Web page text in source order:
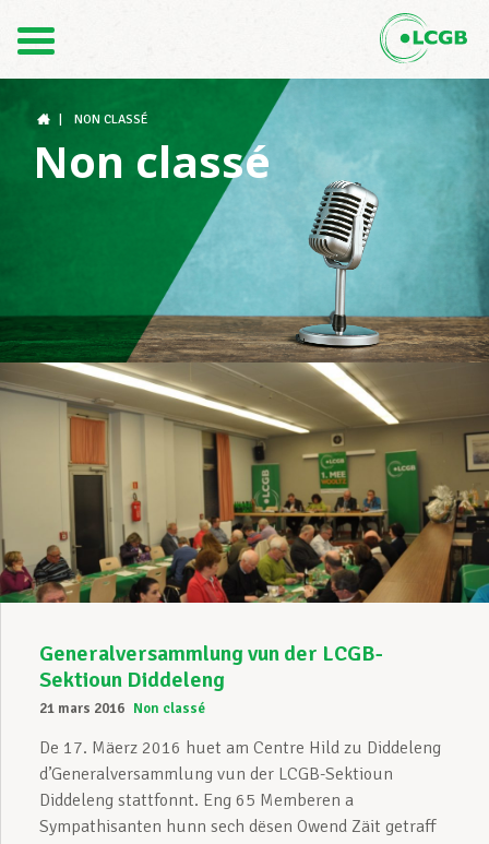
DE
Structures syndicales
Assistance au Travail
Assistance en vie privée
Devenir Membre
Actualités
NON CLASSÉ
Non classé
Generalversammlung vun der LCGB-
Sektioun Diddeleng
21 mars 2016 Non classé
De 17. Mäerz 2016 huet am Centre Hild zu Diddeleng
d’Generalversammlung vun der LCGB-Sektioun
Diddeleng stattfonnt. Eng 65 Memberen a
Sympathisanten hunn sech dësen Owend Zäit getraff